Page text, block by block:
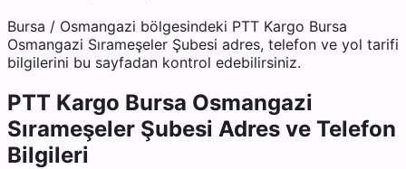
Bursa / Osmangazi bölgesindeki PTT Kargo Bursa
Osmangazi Sırameşeler Şubesi adres, telefon ve yol tarifi
bilgilerini bu sayfadan kontrol edebilirsiniz.
PTT Kargo Bursa Osmangazi
Sırameşeler Şubesi Adres ve Telefon
Bilgileri